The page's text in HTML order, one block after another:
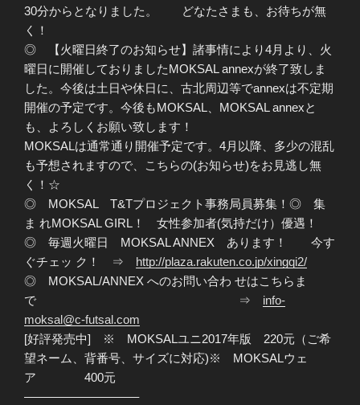
30分からとなりました。 どなたさまも、お待ちが無
く！
◎ 【火曜日終了のお知らせ】諸事情により4月より、火
曜日に開催しておりましたMOKSAL annexが終了致しま
した。今後は土日や休日に、古北周辺等でannexは不定期
開催の予定です。今後もMOKSAL、MOKSAL annexと
も、よろしくお願い致します！
MOKSALは通常通り開催予定です。4月以降、多少の混乱
も予想されますので、こちらの(お知らせ)をお見逃し無
く！☆
◎ MOKSAL T&Tプロジェクト事務局員募集！◎ 集
ま れMOKSAL GIRL！ 女性参加者(気持だけ）優遇！
◎ 毎週火曜日 MOKSAL ANNEX あります！ 今す
ぐチェッ ク！ ⇒ http://plaza.rakuten.co.jp/xingqi2/
◎ MOKSAL/ANNEX へのお問い合わ せはこちらま
で ⇒ info-
moksal@c-futsal.com
[好評発売中] ※ MOKSALユニ2017年版 220元（ご希
望ネーム、背番号、サイズに対応)※ MOKSALウェ
ア 400元
—————————–